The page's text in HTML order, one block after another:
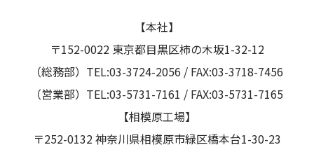
【本社】
〒152-0022 東京都目黒区柿の木坂1-32-12
（総務部）TEL:03-3724-2056 / FAX:03-3718-7456
（営業部）TEL:03-5731-7161 / FAX:03-5731-7165
【相模原工場】
〒252-0132 神奈川県相模原市緑区橋本台1-30-23